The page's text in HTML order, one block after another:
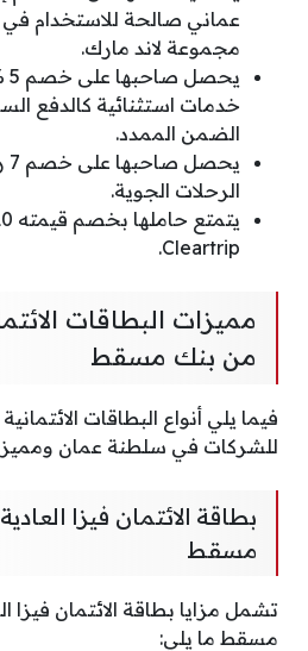
عماني صالحة للاستخدام
مجموعة لاند مارك.
الضمن الممدد.
الرحلات الجوية.
Cleartrip.
مميزات البطاقات
من بنك مسقط
فيما يلي أنواع البطاقات
للشركات في سلطنة عمان
بطاقة الائتمان فيزا
مسقط
تشمل مزايا بطاقة الائتمان
مسقط ما يلي: